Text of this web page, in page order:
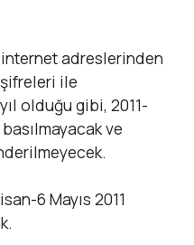
adreslerinden
şifreleri ile
olduğu gibi, 2011-
ve
6 Mayıs 2011